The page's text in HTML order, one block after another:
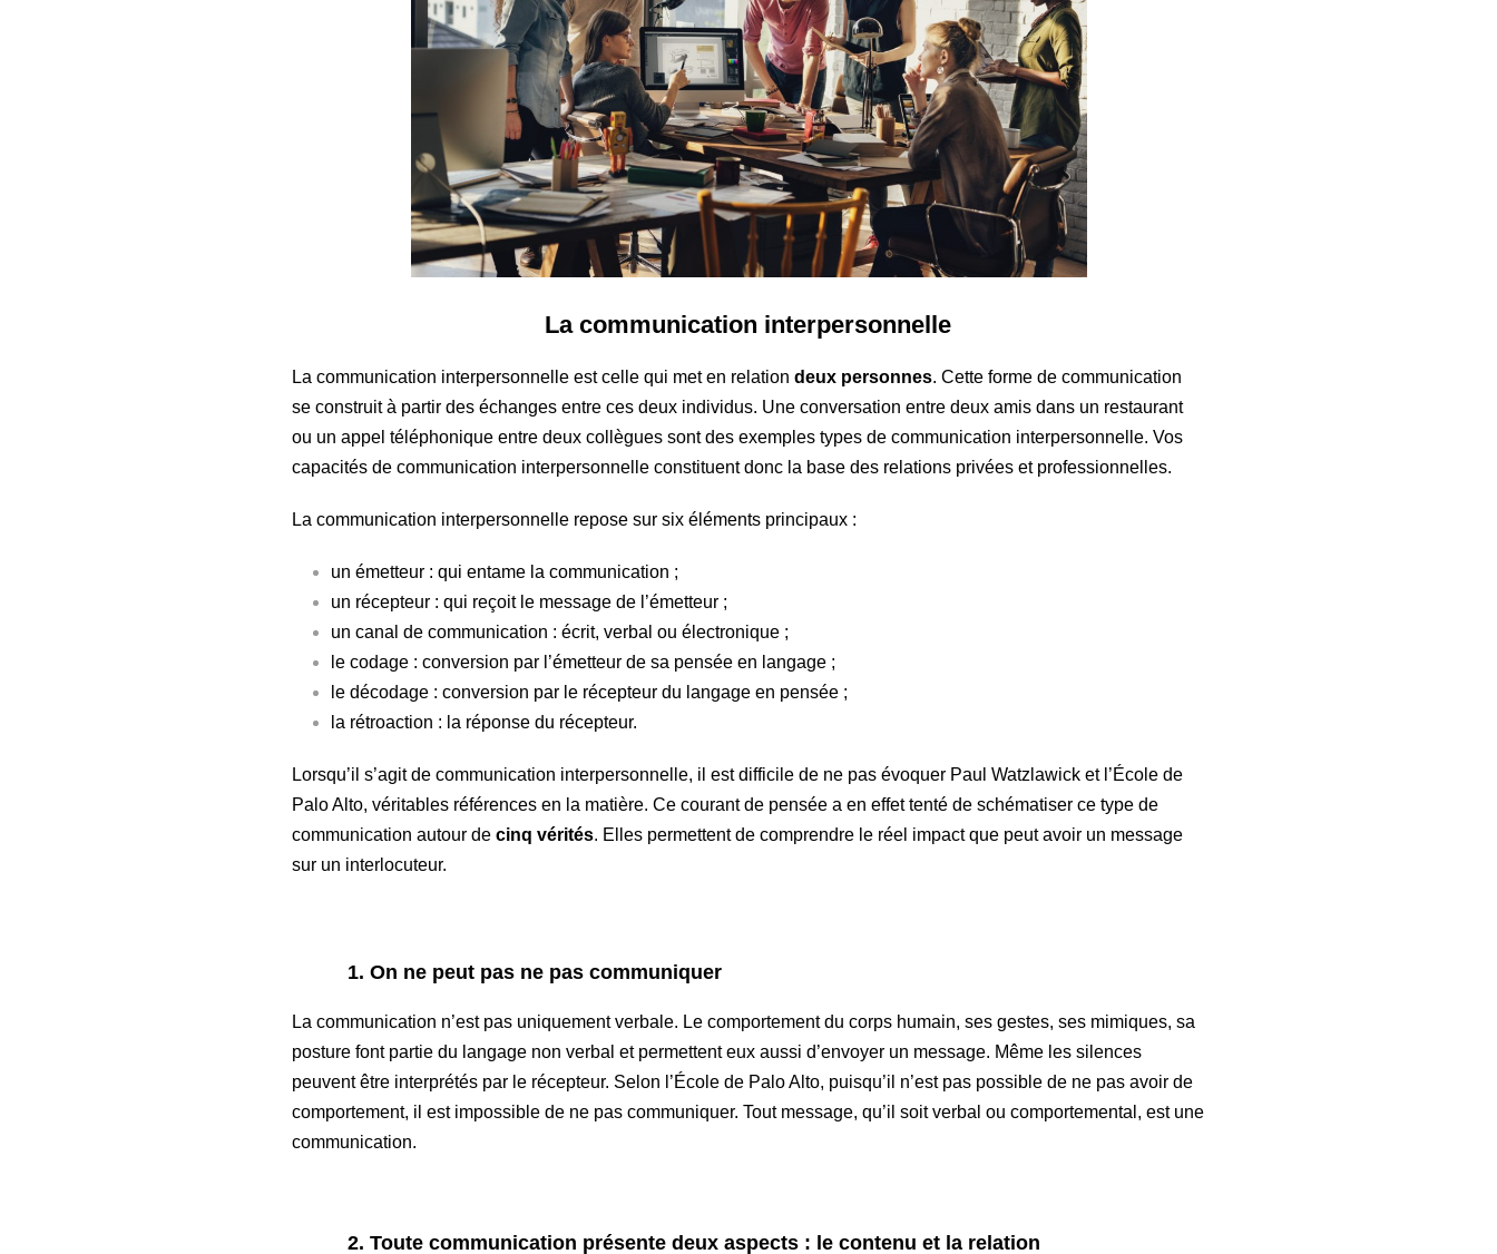
La communication interpersonnelle
La communication interpersonnelle est celle qui met en relationdeux personnes. Cette forme de communication
se construit à partir des échanges entre ces deux individus. Une conversation entre deux amis dans un restaurant
ou un appel téléphonique entre deux collègues sont des exemples types de communication interpersonnelle. Vos
capacités de communication interpersonnelle constituent donc la base des relations privées et professionnelles.
La communication interpersonnelle repose sur six éléments principaux :
un émetteur : qui entame la communication ;
un récepteur : qui reçoit le message de l’émetteur ;
un canal de communication : écrit, verbal ou électronique ;
le codage : conversion par l’émetteur de sa pensée en langage ;
le décodage : conversion par le récepteur du langage en pensée ;
la rétroaction : la réponse du récepteur.
Lorsqu’il s’agit de communication interpersonnelle, il est difficile de ne pas évoquer Paul Watzlawick et l’École de
Palo Alto, véritables références en la matière. Ce courant de pensée a en effet tenté de schématiser ce type de
communication autour decinq vérités. Elles permettent de comprendre le réel impact que peut avoir un message
sur un interlocuteur.
1. On ne peut pas ne pas communiquer
La communication n’est pas uniquement verbale. Le comportement du corps humain, ses gestes, ses mimiques, sa
posture font partie du langage non verbal et permettent eux aussi d’envoyer un message. Même les silences
peuvent être interprétés par le récepteur. Selon l’École de Palo Alto, puisqu’il n’est pas possible de ne pas avoir de
comportement, il est impossible de ne pas communiquer. Tout message, qu’il soit verbal ou comportemental, est une
communication.
2. Toute communication présente deux aspects : le contenu et la relation